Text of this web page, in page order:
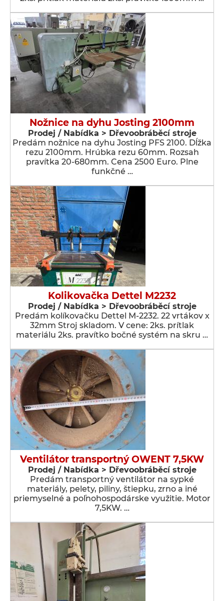
Nožnice na dyhu Josting 2100mm
Prodej / Nabídka > Dřevoobráběcí stroje
Predám nožnice na dyhu Josting PFS 2100. Dĺžka
rezu 2100mm. Hrúbka rezu 60mm. Rozsah
pravítka 20-680mm. Cena 2500 Euro. Plne
funkčné …
Kolikovačka Dettel M2232
Prodej / Nabídka > Dřevoobráběcí stroje
Predám kolíkovačku Dettel M-2232. 22 vrtákov x
32mm Stroj skladom. V cene: 2ks. prítlak
materiálu 2ks. pravítko bočné systém na skru …
Ventilátor transportný OWENT 7,5KW
Prodej / Nabídka > Dřevoobráběcí stroje
Predám transportný ventilátor na sypké
materiály, pelety, piliny, štiepku, zrno a iné
priemyselné a poľnohospodárske využitie. Motor
7,5KW. …